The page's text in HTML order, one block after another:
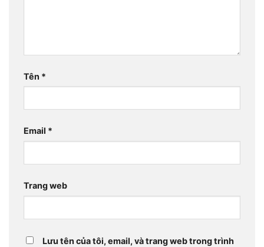
Tên *
Email *
Trang web
Lưu tên của tôi, email, và trang web trong trình